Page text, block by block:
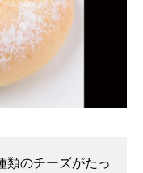
類のチーズがたっ